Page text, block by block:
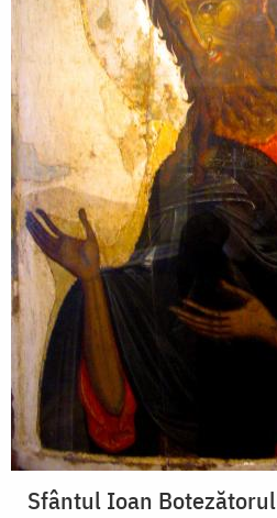
Sfântul Ioan Botezătorul